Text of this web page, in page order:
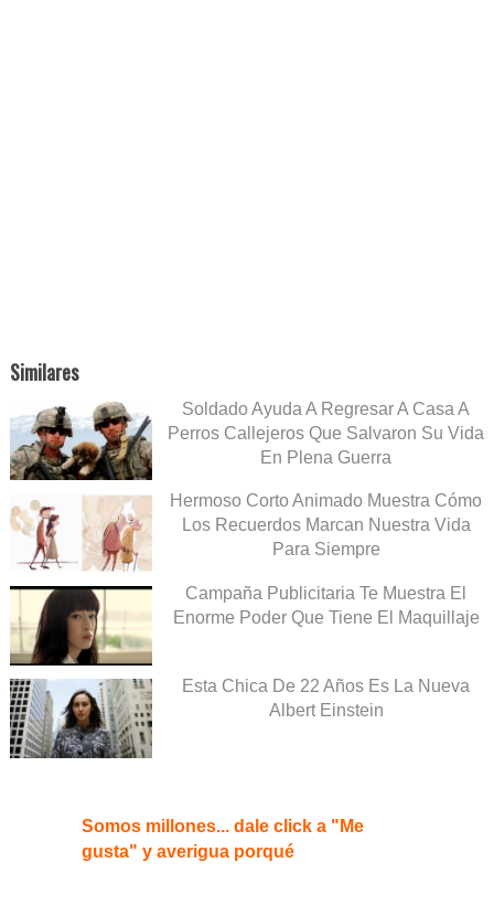
Similares
Soldado Ayuda A Regresar A Casa A
Perros Callejeros Que Salvaron Su Vida
En Plena Guerra
Hermoso Corto Animado Muestra Cómo
Los Recuerdos Marcan Nuestra Vida
Para Siempre
Campaña Publicitaria Te Muestra El
Enorme Poder Que Tiene El Maquillaje
Esta Chica De 22 Años Es La Nueva
Albert Einstein
Somos millones... dale click a "Me
gusta" y averigua porqué